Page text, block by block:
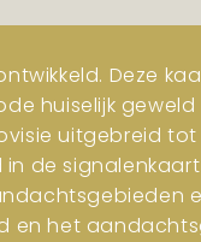
Deze
huiselijk geweld
uitgebreid
de
en het